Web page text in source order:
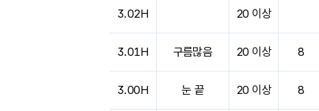
3.02H 20 이상
3.01H 구름많음 20 이상 8
3.00H 눈 끝 20 이상 8